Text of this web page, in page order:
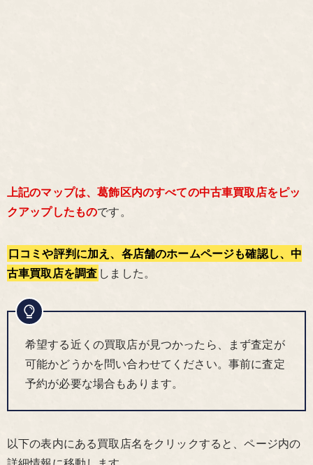
上記のマップは、葛飾区内のすべての中古車買取店をピッ
クアップしたものです。
口コミや評判に加え、各店舗のホームページも確認し、中
古車買取店を調査 しました。
希望する近くの買取店が見つかったら、まず査定が
可能かどうかを問い合わせてください。事前に査定
予約が必要な場合もあります。
以下の表内にある買取店名をクリックすると、ページ内の